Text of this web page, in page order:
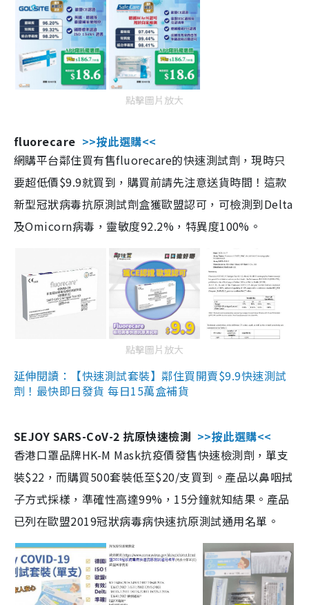
點擊圖片放大
fluorecare >>按此選購<<
網購平台鄰住買有售fluorecare的快速測試劑，現時只
要超低價$9.9就買到，購買前請先注意送貨時間！這款
新型冠狀病毒抗原測試劑盒獲歐盟認可，可檢測到Delta
及Omicorn病毒，靈敏度92.2%，特異度100%。
點擊圖片放大
延伸閱讀：【快速測試套裝】鄰住買開賣$9.9快速測試
劑！最快即日發貨 每日15萬盒補貨
SEJOY SARS-CoV-2 抗原快速檢測 >>按此選購<<
香港口罩品牌HK-M Mask抗疫價發售快速檢測劑，單支
裝$22，而購買500套裝低至$20/支買到。產品以鼻咽拭
子方式採樣，準確性高達99%，15分鐘就知結果。產品
已列在歐盟2019冠狀病毒病快速抗原測試通用名單。